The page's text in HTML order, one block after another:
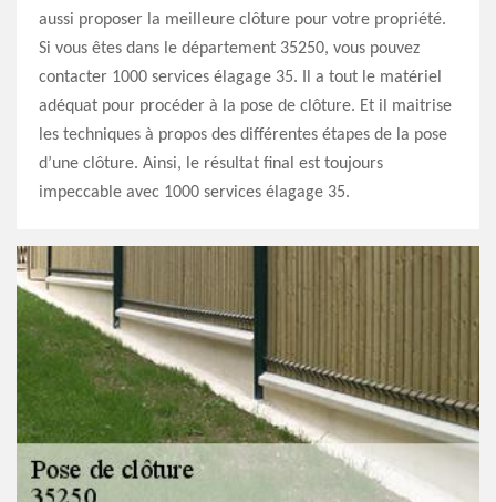
aussi proposer la meilleure clôture pour votre propriété.
Si vous êtes dans le département 35250, vous pouvez
contacter 1000 services élagage 35. Il a tout le matériel
adéquat pour procéder à la pose de clôture. Et il maitrise
les techniques à propos des différentes étapes de la pose
d’une clôture. Ainsi, le résultat final est toujours
impeccable avec 1000 services élagage 35.